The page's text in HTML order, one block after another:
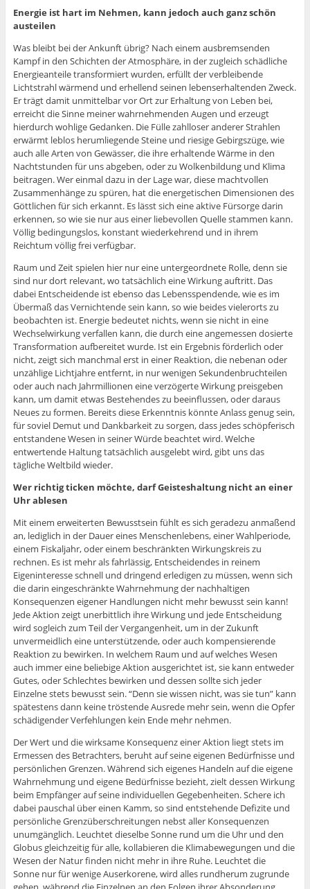
Energie ist hart im Nehmen, kann jedoch auch ganz schön
austeilen
Was bleibt bei der Ankunft übrig? Nach einem ausbremsenden
Kampf in den Schichten der Atmosphäre, in der zugleich schädliche
Energieanteile transformiert wurden, erfüllt der verbleibende
Lichtstrahl wärmend und erhellend seinen lebenserhaltenden Zweck.
Er trägt damit unmittelbar vor Ort zur Erhaltung von Leben bei,
erreicht die Sinne meiner wahrnehmenden Augen und erzeugt
hierdurch wohlige Gedanken. Die Fülle zahlloser anderer Strahlen
erwärmt leblos herumliegende Steine und riesige Gebirgszüge, wie
auch alle Arten von Gewässer, die ihre erhaltende Wärme in den
Nachtstunden für uns abgeben, oder zu Wolkenbildung und Klima
beitragen. Wer einmal dazu in der Lage war, diese machtvollen
Zusammenhänge zu spüren, hat die energetischen Dimensionen des
Göttlichen für sich erkannt. Es lässt sich eine aktive Fürsorge darin
erkennen, so wie sie nur aus einer liebevollen Quelle stammen kann.
Völlig bedingungslos, konstant wiederkehrend und in ihrem
Reichtum völlig frei verfügbar.
Raum und Zeit spielen hier nur eine untergeordnete Rolle, denn sie
sind nur dort relevant, wo tatsächlich eine Wirkung auftritt. Das
dabei Entscheidende ist ebenso das Lebensspendende, wie es im
Übermaß das Vernichtende sein kann, so wie beides vielerorts zu
beobachten ist. Energie bedeutet nichts, wenn sie nicht in eine
Wechselwirkung verfallen kann, die durch eine angemessen dosierte
Transformation aufbereitet wurde. Ist ein Ergebnis förderlich oder
nicht, zeigt sich manchmal erst in einer Reaktion, die nebenan oder
unzählige Lichtjahre entfernt, in nur wenigen Sekundenbruchteilen
oder auch nach Jahrmillionen eine verzögerte Wirkung preisgeben
kann, um damit etwas Bestehendes zu beeinflussen, oder daraus
Neues zu formen. Bereits diese Erkenntnis könnte Anlass genug sein,
für soviel Demut und Dankbarkeit zu sorgen, dass jedes schöpferisch
entstandene Wesen in seiner Würde beachtet wird. Welche
entwertende Haltung tatsächlich ausgelebt wird, gibt uns das
tägliche Weltbild wieder.
Wer richtig ticken möchte, darf Geisteshaltung nicht an einer
Uhr ablesen
Mit einem erweiterten Bewusstsein fühlt es sich geradezu anmaßend
an, lediglich in der Dauer eines Menschenlebens, einer Wahlperiode,
einem Fiskaljahr, oder einem beschränkten Wirkungskreis zu
rechnen. Es ist mehr als fahrlässig, Entscheidendes in reinem
Eigeninteresse schnell und dringend erledigen zu müssen, wenn sich
die darin eingeschränkte Wahrnehmung der nachhaltigen
Konsequenzen eigener Handlungen nicht mehr bewusst sein kann!
Jede Aktion zeigt unerbittlich ihre Wirkung und jede Entscheidung
wird sogleich zum Teil der Vergangenheit, um in der Zukunft
unvermeidlich eine unterstützende, oder auch kompensierende
Reaktion zu bewirken. In welchem Raum und auf welches Wesen
auch immer eine beliebige Aktion ausgerichtet ist, sie kann entweder
Gutes, oder Schlechtes bewirken und dessen sollte sich jeder
Einzelne stets bewusst sein. “Denn sie wissen nicht, was sie tun” kann
spätestens dann keine tröstende Ausrede mehr sein, wenn die Opfer
schädigender Verfehlungen kein Ende mehr nehmen.
Der Wert und die wirksame Konsequenz einer Aktion liegt stets im
Ermessen des Betrachters, beruht auf seine eigenen Bedürfnisse und
persönlichen Grenzen. Während sich eigenes Handeln auf die eigene
Wahrnehmung und eigene Bedürfnisse bezieht, zielt dessen Wirkung
beim Empfänger auf seine individuellen Gegebenheiten. Schere ich
dabei pauschal über einen Kamm, so sind entstehende Defizite und
persönliche Grenzüberschreitungen nebst aller Konsequenzen
unumgänglich. Leuchtet dieselbe Sonne rund um die Uhr und den
Globus gleichzeitig für alle, kollabieren die Klimabewegungen und die
Wesen der Natur finden nicht mehr in ihre Ruhe. Leuchtet die
Sonne nur für wenige Auserkorene, wird alles rundherum zugrunde